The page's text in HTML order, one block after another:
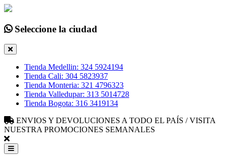
Seleccione la ciudad
Tienda Medellin: 324 5924194
Tienda Cali: 304 5823937
Tienda Monteria: 321 4796323
Tienda Valledupar: 313 5014728
Tienda Bogota: 316 3419134
ENVIOS Y DEVOLUCIONES A TODO EL PAÍS / VISITA
NUESTRA PROMOCIONES SEMANALES